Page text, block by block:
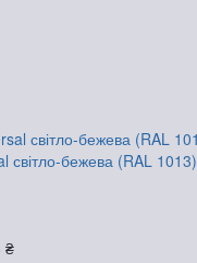
світло-бежева (RAL 1013)
₴